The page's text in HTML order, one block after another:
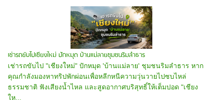
เช่ารถขับไปเชียงใหม่ ปักหมุด บ้านแม่ลายชุมชนริมลำธาร
เช่ารถขับไป "เชียงใหม่" ปักหมุด 'บ้านแม่ลาย' ชุมชนริมลำธาร หาก
คุณกำลังมองหาทริปพักผ่อนเพื่อหลีกหนีความวุ่นวายไปซบไหล่
ธรรมชาติ ฟังเสียงน้ำไหล และสูดอากาศบริสุทธิ์ให้เต็มปอด "เชียง
ให...